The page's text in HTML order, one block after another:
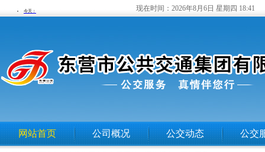
现在时间： 2026年8月6日 星期四 18:41
网站首页 公司概况 公交动态 公交